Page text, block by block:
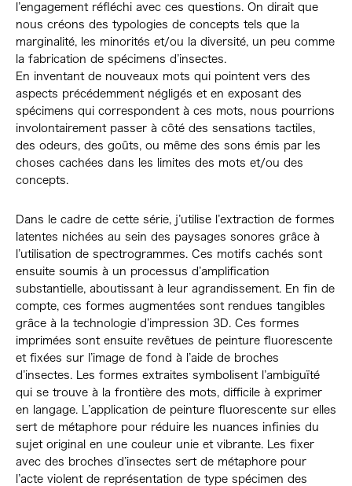
l’engagement réfléchi avec ces questions. On dirait que
nous créons des typologies de concepts tels que la
marginalité, les minorités et/ou la diversité, un peu comme
la fabrication de spécimens d’insectes.
En inventant de nouveaux mots qui pointent vers des
aspects précédemment négligés et en exposant des
spécimens qui correspondent à ces mots, nous pourrions
involontairement passer à côté des sensations tactiles,
des odeurs, des goûts, ou même des sons émis par les
choses cachées dans les limites des mots et/ou des
concepts.
Dans le cadre de cette série, j’utilise l’extraction de formes
latentes nichées au sein des paysages sonores grâce à
l’utilisation de spectrogrammes. Ces motifs cachés sont
ensuite soumis à un processus d’amplification
substantielle, aboutissant à leur agrandissement. En fin de
compte, ces formes augmentées sont rendues tangibles
grâce à la technologie d’impression 3D. Ces formes
imprimées sont ensuite revêtues de peinture fluorescente
et fixées sur l’image de fond à l’aide de broches
d’insectes. Les formes extraites symbolisent l’ambiguïté
qui se trouve à la frontière des mots, difficile à exprimer
en langage. L’application de peinture fluorescente sur elles
sert de métaphore pour réduire les nuances infinies du
sujet original en une couleur unie et vibrante. Les fixer
avec des broches d’insectes sert de métaphore pour
l’acte violent de représentation de type spécimen des